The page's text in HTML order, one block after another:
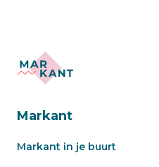
Markant
Markant in je buurt